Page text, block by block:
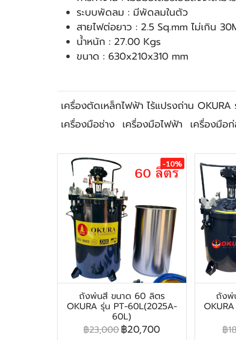
ระบบพัดลม : มีพัดลมในตัว
สายไฟต่อยาว : 2.5 Sq.mm ไม่เกิน
น้ำหนัก : 27.00 Kgs
ขนาด : 630x210x310 mm
เครื่องตัดเหล็กไฟฟ้า ไร้แปรงถ่าน
เครื่องมือช่าง เครื่องมือไฟฟ้า เครื่องมือ
-10%
ถังพ่นสี ขนาด 60 ลิตร
OKURA รุ่น PT-60L(2025A-
60L)
฿23,000฿20,700
ถังพ่
฿